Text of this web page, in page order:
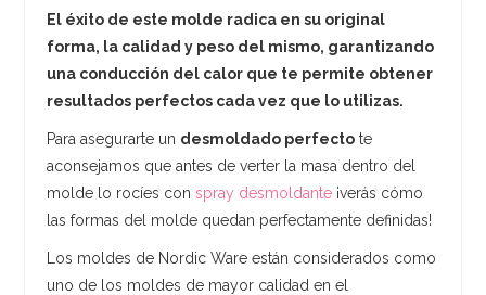
El éxito de este molde radica en su original
forma, la calidad y peso del mismo, garantizando
una conducción del calor que te permite obtener
resultados perfectos cada vez que lo utilizas.
Para asegurarte un desmoldado perfecto te
aconsejamos que antes de verter la masa dentro del
molde lo rocíes conspray desmoldante ¡verás cómo
las formas del molde quedan perfectamente definidas!
Los moldes de Nordic Ware están considerados como
uno de los moldes de mayor calidad en el